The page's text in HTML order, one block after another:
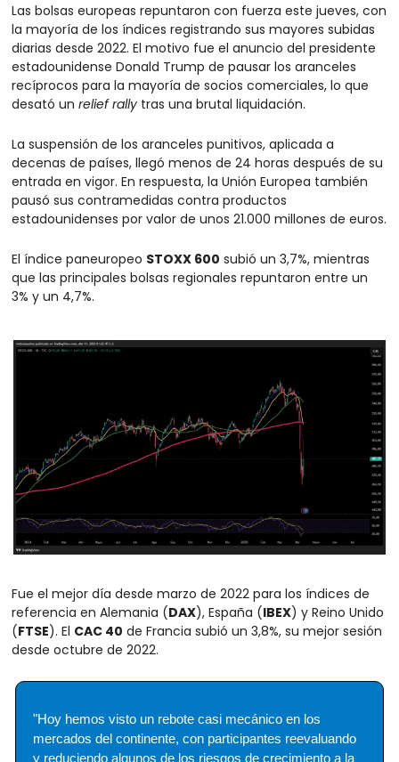
Las bolsas europeas repuntaron con fuerza este jueves, con
la mayoría de los índices registrando sus mayores subidas
diarias desde 2022. El motivo fue el anuncio del presidente
estadounidense Donald Trump de pausar los aranceles
recíprocos para la mayoría de socios comerciales, lo que
desató un relief rally tras una brutal liquidación.
La suspensión de los aranceles punitivos, aplicada a
decenas de países, llegó menos de 24 horas después de su
entrada en vigor. En respuesta, la Unión Europea también
pausó sus contramedidas contra productos
estadounidenses por valor de unos 21.000 millones de euros.
El índice paneuropeo STOXX 600 subió un 3,7%, mientras
que las principales bolsas regionales repuntaron entre un
3% y un 4,7%.
Fue el mejor día desde marzo de 2022 para los índices de
referencia en Alemania (DAX), España (IBEX) y Reino Unido
(FTSE). El CAC 40 de Francia subió un 3,8%, su mejor sesión
desde octubre de 2022.
"Hoy hemos visto un rebote casi mecánico en los
mercados del continente, con participantes reevaluando
y reduciendo algunos de los riesgos de crecimiento a la